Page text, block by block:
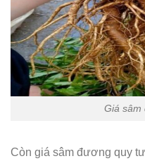
Giá sâm
Còn giá sâm đương quy